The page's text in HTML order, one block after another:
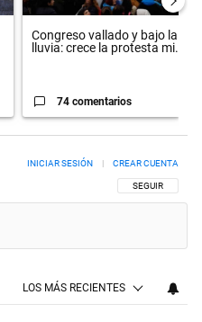
Congreso vallado y bajo la
lluvia: crece la protesta mi...
74 comentarios
SIGA ESTA
SEGUIR
INICIAR SESIÓN CREAR CUENTA
LOS MÁS RECIENTES